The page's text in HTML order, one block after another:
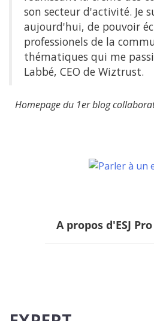
son secteur d'activité. Je
aujourd'hui, de pouvoir
professionels de la
thématiques qui me
Labbé, CEO de Wiztrust.
Homepage du 1er blog
A propos d'ESJ